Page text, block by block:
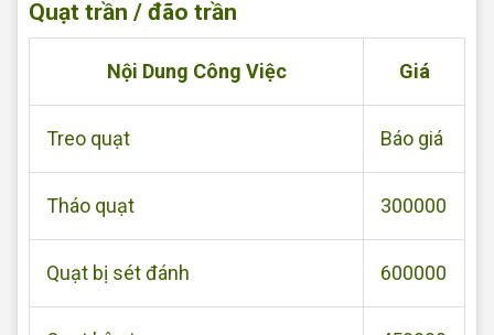
Quạt trần / đão trần
Nội Dung Công Việc Giá
Treo quạt Báo giá
Tháo quạt 300000
Quạt bị sét đánh 600000